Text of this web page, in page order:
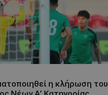
η κλήρωση του